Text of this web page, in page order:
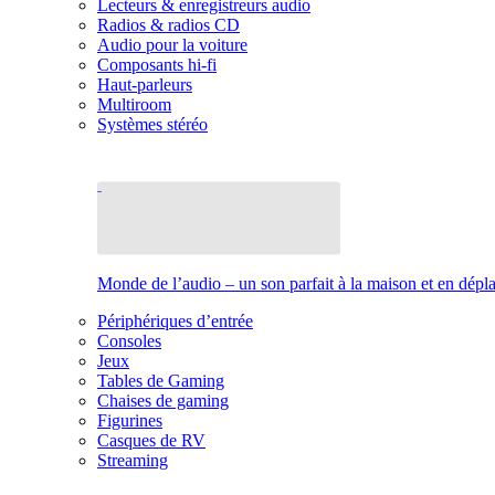
Lecteurs & enregistreurs audio
Radios & radios CD
Audio pour la voiture
Composants hi-fi
Haut-parleurs
Multiroom
Systèmes stéréo
Monde de l’audio – un son parfait à la maison et en
Périphériques d’entrée
Consoles
Jeux
Tables de Gaming
Chaises de gaming
Figurines
Casques de RV
Streaming